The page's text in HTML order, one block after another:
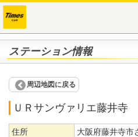
ステーション情報
周辺地図に戻る
ＵＲサンヴァリエ藤井寺
住所 大阪府藤井寺市